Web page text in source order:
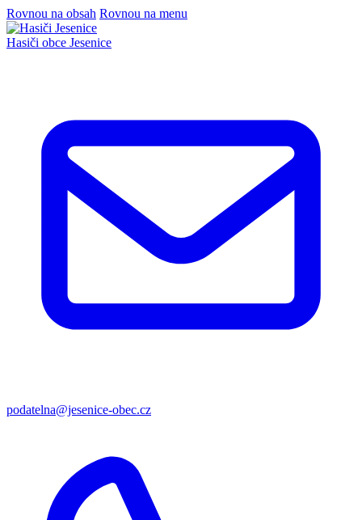
Rovnou na obsah Rovnou na menu
Hasiči obce Jesenice
podatelna@jesenice-obec.cz